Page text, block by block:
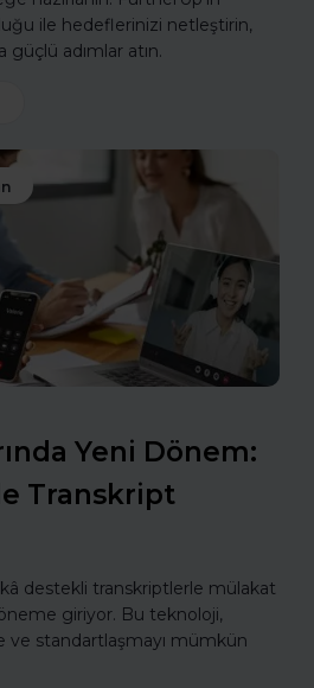
ile hedeflerinizi netleştirin,
adımlar atın.
Yeni Dönem:
Transkript
destekli transkriptlerle mülakat
giriyor. Bu teknoloji,
standartlaşmayı mümkün